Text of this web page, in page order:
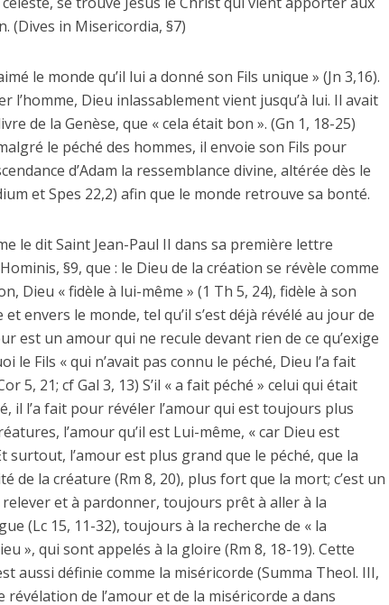
(Dives in Misericordia, §7)
le monde qu’il lui a donné son Fils unique » (Jn 3,16).
l’homme, Dieu inlassablement vient jusqu’à lui. Il avait
de la Genèse, que « cela était bon ». (Gn 1, 18-25)
le péché des hommes, il envoie son Fils pour
d’Adam la ressemblance divine, altérée dès le
et Spes 22,2) afin que le monde retrouve sa bonté.
le dit Saint Jean-Paul II dans sa première lettre
§9, que : le Dieu de la création se révèle comme
Dieu « fidèle à lui-même » (1 Th 5, 24), fidèle à son
envers le monde, tel qu’il s’est déjà révélé au jour de
est un amour qui ne recule devant rien de ce qu’exige
le Fils « qui n’avait pas connu le péché, Dieu l’a fait
5, 21; cf Gal 3, 13) S’il « a fait péché » celui qui était
il l’a fait pour révéler l’amour qui est toujours plus
l’amour qu’il est Lui-même, « car Dieu est
surtout, l’amour est plus grand que le péché, que la
de la créature (Rm 8, 20), plus fort que la mort; c’est un
et à pardonner, toujours prêt à aller à la
(Lc 15, 11-32), toujours à la recherche de « la
», qui sont appelés à la gloire (Rm 8, 18-19). Cette
aussi définie comme la miséricorde (Summa Theol. III,
révélation de l’amour et de la miséricorde a dans